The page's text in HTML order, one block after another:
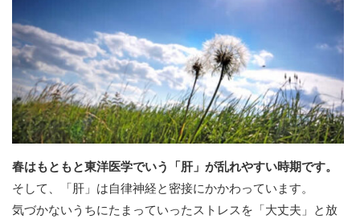
春はもともと東洋医学でいう「肝」が乱れやすい時期です。
そして、「肝」は自律神経と密接にかかわっています。
気づかないうちにたまっていったストレスを「大丈夫」と放